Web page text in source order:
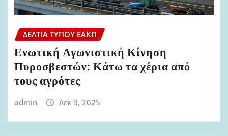
ΔΕΛΤΊΑ ΤΎΠΟΥ ΕΑΚΠ
Ενωτική Αγωνιστική Κίνηση
Πυροσβεστών: Κάτω τα χέρια από
τους αγρότες
admin Δεκ 3, 2025